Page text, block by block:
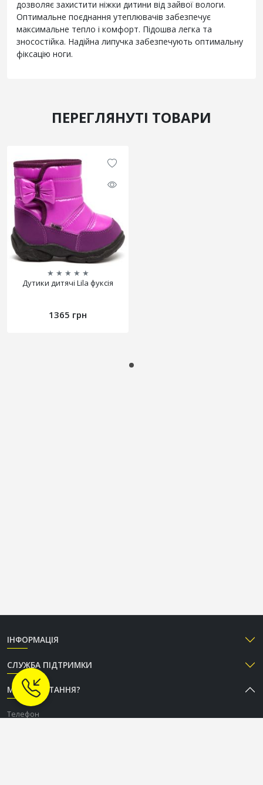
дозволяє захистити ніжки дитини від зайвої вологи.
Оптимальне поєднання утеплювачів забезпечує
максимальне тепло і комфорт. Підошва легка та
зносостійка. Надійна липучка забезпечують оптимальну
фіксацію ноги.
ПЕРЕГЛЯНУТІ ТОВАРИ
★ ★ ★ ★ ★
Дутики дитячі Lila фуксія
1365 грн
ІНФОРМАЦІЯ
СЛУЖБА ПІДТРИМКИ
МАЄТЕ ПИТАННЯ?
Телефон